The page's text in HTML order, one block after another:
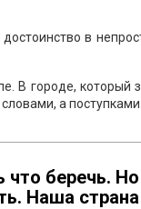
в
В городе, который
а поступками.
беречь.
Наша